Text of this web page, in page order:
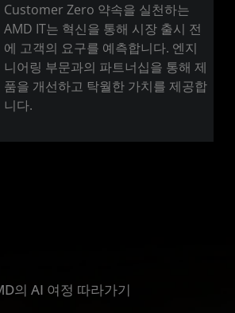
Customer Zero 약속을 실천하는
AMD IT는 혁신을 통해 시장 출시 전
에 고객의 요구를 예측합니다. 엔지
니어링 부문과의 파트너십을 통해 제
품을 개선하고 탁월한 가치를 제공합
니다.
의 AI 여정 따라가기